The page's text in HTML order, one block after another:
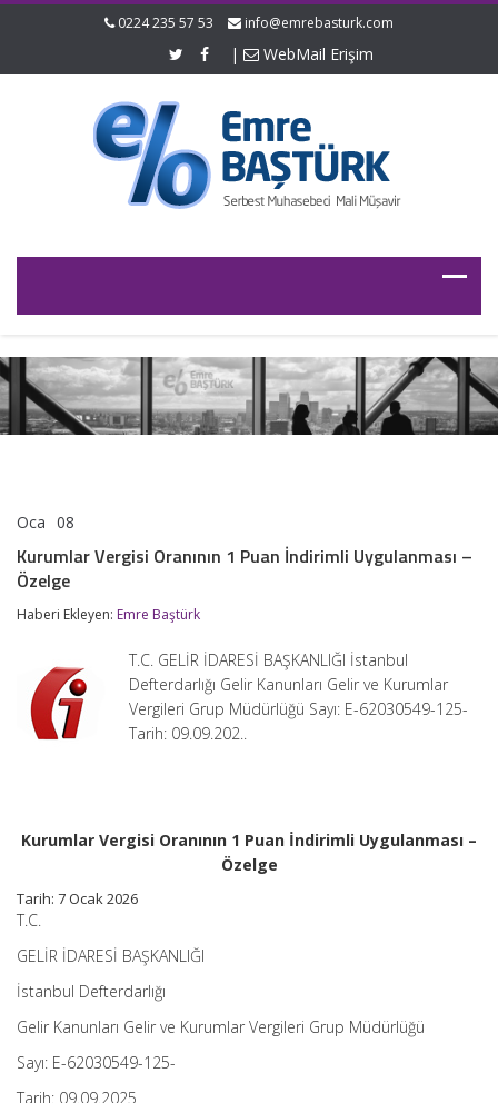
0224 235 57 53 info@emrebasturk.com
| WebMail Erişim
Oca 08
Oranının
İndirimli
Kurumlar Vergisi Oranının 1 Puan İndirimli Uygulanması –
Özelge
Haberi Ekleyen: Emre Baştürk
T.C. GELİR İDARESİ BAŞKANLIĞI İstanbul
Defterdarlığı Gelir Kanunları Gelir ve Kurumlar
Vergileri Grup Müdürlüğü Sayı: E-62030549-125-
Tarih: 09.09.202..
Kurumlar Vergisi Oranının 1 Puan İndirimli Uygulanması –
Özelge
Tarih: 7 Ocak 2026
T.C.
GELİR İDARESİ BAŞKANLIĞI
İstanbul Defterdarlığı
Gelir Kanunları Gelir ve Kurumlar Vergileri Grup Müdürlüğü
Sayı: E-62030549-125-
Tarih: 09.09.2025